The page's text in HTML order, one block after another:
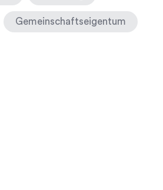
Gemeinschaftseigentum